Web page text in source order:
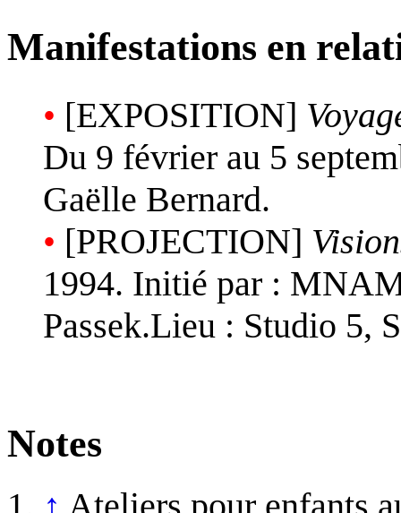
Manifestations en
• [EXPOSITION]
Du 9 février au 5
Gaëlle Bernard.
• [PROJECTION]
1994. Initié par :
Passek.Lieu : Studio 5,
Notes